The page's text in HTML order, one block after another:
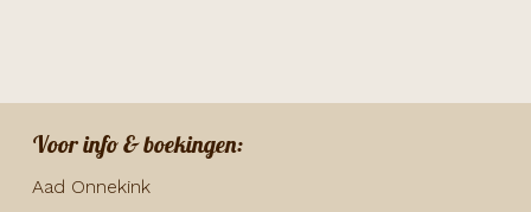
Voor info & boekingen:
Aad Onnekink